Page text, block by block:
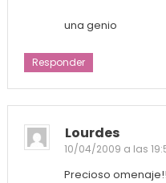
una genio
Responder
Lourdes
10/04/2009 a las
Precioso